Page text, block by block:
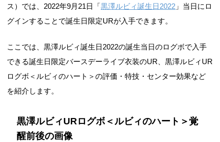
ス）では、2022年9月21日「黒澤ルビィ誕生日2022 」当日にロ
グインすることで誕生日限定URが入手できます。
ここでは、黒澤ルビィ誕生日2022の誕生当日のログボで入手
できる誕生日限定バースデーライブ衣装のUR、黒澤ルビィUR
ログボ＜ルビィのハート＞の評価・特技・センター効果など
を紹介します。
黒澤ルビィURログボ＜ルビィのハート＞覚
醒前後の画像